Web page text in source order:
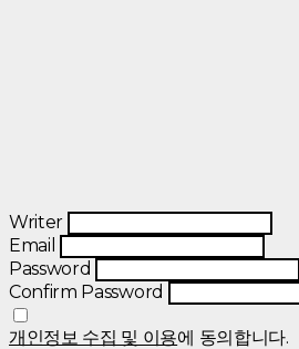
Writer
Email
Password
Confirm Password
개인정보 수집 및 이용에 동의합니다.